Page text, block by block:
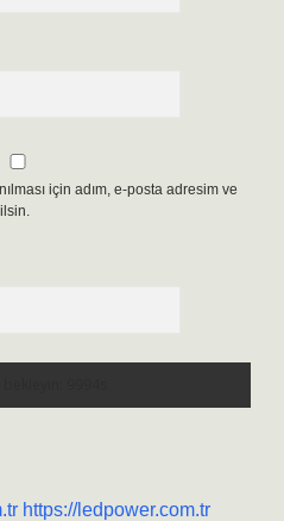
için adım, e-posta adresim ve
https://ledpower.com.tr